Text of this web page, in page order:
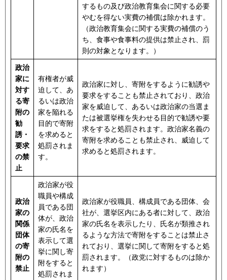
するもの及び政治教育集会に関する必要
やむを得ない実費の補償は除かれます。
（政治教育集会に関する実費の補償のう
ち、食事や食事料の提供は禁止され、罰
則の対象となります。）
政治
家に
対す
る寄
附の
勧
誘・
要求
の禁
止
有権者が威
迫して、あ
るいは政治
家を陥れる
目的で寄附
を求めると
処罰されま
す。
政治家に対し、寄附をするように勧誘や
要求をすることも禁止されており、政治
家を威迫して、あるいは政治家の当選ま
たは被選挙権を失わせる目的で勧誘や要
求をすると処罰されます。政治家名義の
寄附を求めることも禁止され、威迫して
求めると処罰されます。
政治
家の
関係
団体
の寄
附の
禁止
政治家が役
職員や構成
員である団
体が、政治
家の氏名を
表示して選
挙に関し寄
附をすると
処罰されま
政治家が役職員、構成員である団体、会
社が、選挙区内にある者に対して、政治
家の氏名を表示したり、氏名が類推され
るような方法で寄附をすることは禁止さ
れており、選挙に関して寄附をすると処
罰されます。（政党に対するものは除か
れます）